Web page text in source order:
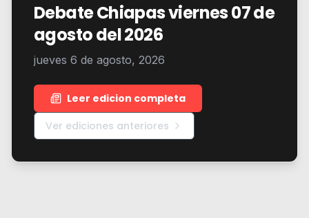
Debate Chiapas viernes 07 de
agosto del 2026
jueves 6 de agosto, 2026
Leer edicion completa
Ver ediciones anteriores